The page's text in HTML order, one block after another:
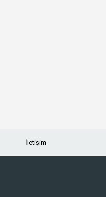
İletişim